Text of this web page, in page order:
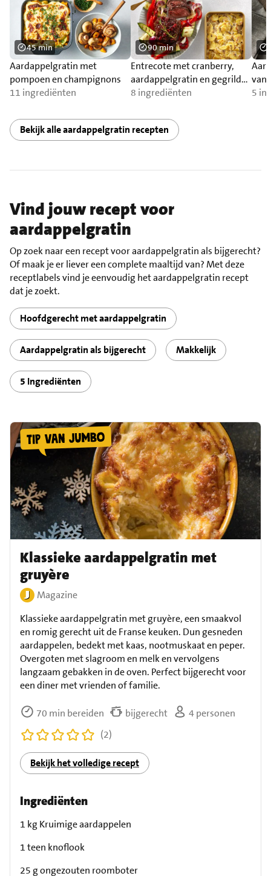
Aardappelgratin met
pompoen en champignons
11 ingrediënten
45 min
Entrecote met cranberry,
aardappelgratin en gegrilde
groenten
8 ingrediënten
90 min
van
5
Bekijk alle aardappelgratin recepten
Vind jouw recept voor
aardappelgratin
Op zoek naar een recept voor aardappelgratin als bijgerecht?
Of maak je er liever een complete maaltijd van? Met deze
receptlabels vind je eenvoudig het aardappelgratin recept
dat je zoekt.
Hoofdgerecht met aardappelgratin
Aardappelgratin als bijgerecht Makkelijk
5 Ingrediënten
Klassieke aardappelgratin met
gruyère
Magazine
Klassieke aardappelgratin met gruyère, een smaakvol
en romig gerecht uit de Franse keuken. Dun gesneden
aardappelen, bedekt met kaas, nootmuskaat en peper.
Overgoten met slagroom en melk en vervolgens
langzaam gebakken in de oven. Perfect bijgerecht voor
een diner met vrienden of familie.
70 min bereiden bijgerecht
4 personen
(2)
Bekijk het volledige recept
Ingrediënten
1 kg Kruimige aardappelen
1 teen knoflook
25 g ongezouten roomboter